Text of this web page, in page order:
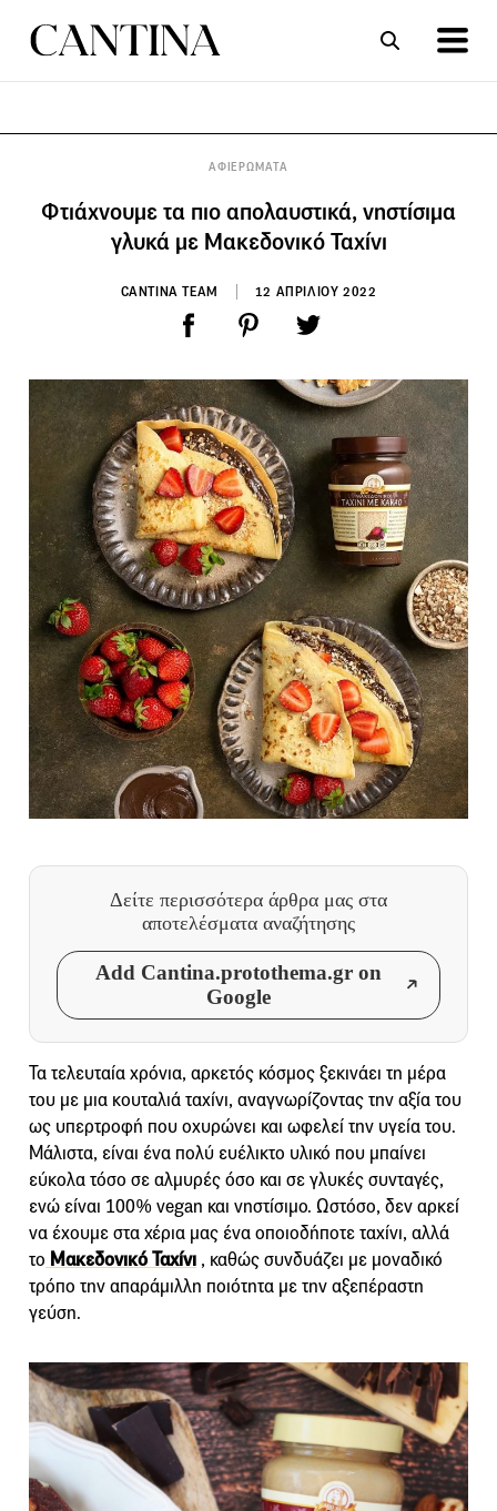
ΑΦΙΕΡΩΜΑΤΑ
Φτιάχνουμε τα πιο απολαυστικά, νηστίσιμα
γλυκά με Μακεδονικό Ταχίνι
CANTINA TEAM 12 ΑΠΡΙΛΙΟΥ 2022
Δείτε περισσότερα άρθρα μας στα
αποτελέσματα αναζήτησης
Add Cantina.protothema.gr on
Google
Τα τελευταία χρόνια, αρκετός κόσμος ξεκινάει τη μέρα
του με μια κουταλιά ταχίνι, αναγνωρίζοντας την αξία του
ως υπερτροφή που οχυρώνει και ωφελεί την υγεία του.
Μάλιστα, είναι ένα πολύ ευέλικτο υλικό που μπαίνει
εύκολα τόσο σε αλμυρές όσο και σε γλυκές συνταγές,
ενώ είναι 100% vegan και νηστίσιμο. Ωστόσο, δεν αρκεί
να έχουμε στα χέρια μας ένα οποιοδήποτε ταχίνι, αλλά
το Μακεδονικό Ταχίνι , καθώς συνδυάζει με μοναδικό
τρόπο την απαράμιλλη ποιότητα με την αξεπέραστη
γεύση.